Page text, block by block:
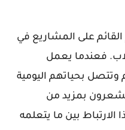
على المشاريع في
فعندما يعمل
بحياتهم اليومية
بمزيد من
بين ما يتعلمه